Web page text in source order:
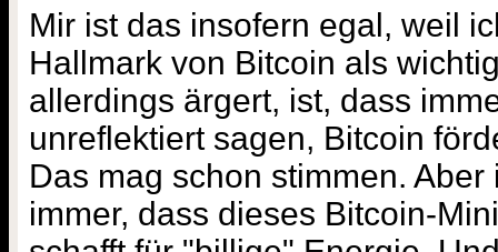
Mir ist das insofern egal, weil
Hallmark von Bitcoin als
allerdings ärgert, ist, dass
unreflektiert sagen, Bitcoin
Das mag schon stimmen.
immer, dass dieses Bitcoin-